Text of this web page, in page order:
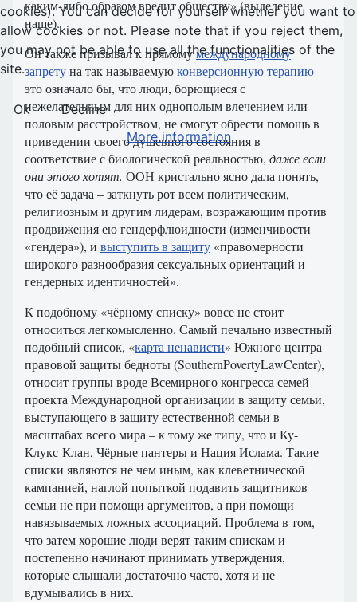
каким-либо образом вредит обществу» (выделение
наше).
Он также призывал к прямомумеждународному
запретуна так называемуюконверсионную терапию–
это означало бы, что люди, борющиеся с
нежелательным для них однополым влечением или
половым расстройством, не смогут обрести помощь в
приведении своего душевного состояния в
соответствие с биологической реальностью, даже если
они этого хотят. ООН кристально ясно дала понять,
что её задача – заткнуть рот всем политическим,
религиозным и другим лидерам, возражающим против
продвижения ею гендерфлюидности (изменчивости
«гендера»), и выступить в защиту «правомерности
широкого разнообразия сексуальных ориентаций и
гендерных идентичностей».
К подобному «чёрному списку» вовсе не стоит
относиться легкомысленно. Самый печально известный
подобный список, «карта ненависти» Южного центра
правовой защиты бедноты (SouthernPovertyLawCenter),
относит группы вроде Всемирного конгресса семей –
проекта Международной организации в защиту семьи,
выступающего в защиту естественной семьи в
масштабах всего мира – к тому же типу, что и Ку-
Клукс-Клан, Чёрные пантеры и Нация Ислама. Такие
списки являются не чем иным, как клеветнической
кампанией, наглой попыткой подавить защитников
семьи не при помощи аргументов, а при помощи
навязываемых ложных ассоциаций. Проблема в том,
что затем хорошие люди верят таким спискам и
постепенно начинают принимать утверждения,
которые слышали достаточно часто, хотя и не
вдумывались в них.
cookies). You can decide for yourself whether you want to
allow cookies or not. Please note that if you reject them,
you may not be able to use all the functionalities of the
site.
Ok
Decline
More information